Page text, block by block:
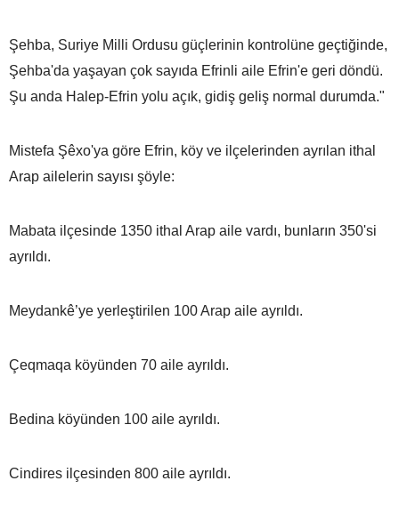
Şehba, Suriye Milli Ordusu güçlerinin kontrolüne geçtiğinde,
Şehba'da yaşayan çok sayıda Efrinli aile Efrin'e geri döndü.
Şu anda Halep-Efrin yolu açık, gidiş geliş normal durumda."
Mistefa Şêxo'ya göre Efrin, köy ve ilçelerinden ayrılan ithal
Arap ailelerin sayısı şöyle:
Mabata ilçesinde 1350 ithal Arap aile vardı, bunların 350'si
ayrıldı.
Meydankê’ye yerleştirilen 100 Arap aile ayrıldı.
Çeqmaqa köyünden 70 aile ayrıldı.
Bedina köyünden 100 aile ayrıldı.
Cindires ilçesinden 800 aile ayrıldı.